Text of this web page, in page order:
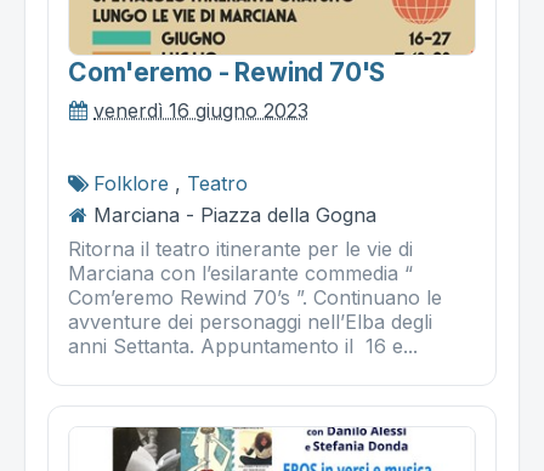
Com'eremo - Rewind 70's
venerdì 16 giugno 2023
Folklore , Teatro
Marciana - Piazza della Gogna
Ritorna il teatro itinerante per le vie di
Marciana con l’esilarante commedia “
Com’eremo Rewind 70’s ”. Continuano le
avventure dei personaggi nell’Elba degli
anni Settanta. Appuntamento il 16 e...